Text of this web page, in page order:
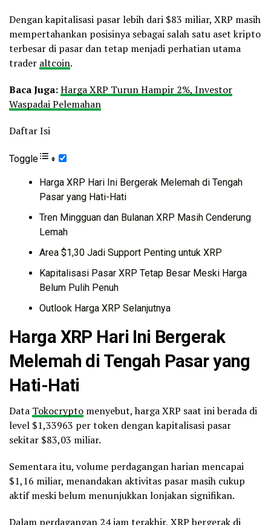
Dengan kapitalisasi pasar lebih dari $83 miliar, XRP masih
mempertahankan posisinya sebagai salah satu aset kripto
terbesar di pasar dan tetap menjadi perhatian utama
trader altcoin.
Baca Juga:Harga XRP Turun Hampir 2%, Investor
Waspadai Pelemahan
Daftar Isi
Toggle
Harga XRP Hari Ini Bergerak Melemah di Tengah
Pasar yang Hati-Hati
Tren Mingguan dan Bulanan XRP Masih Cenderung
Lemah
Area $1,30 Jadi Support Penting untuk XRP
Kapitalisasi Pasar XRP Tetap Besar Meski Harga
Belum Pulih Penuh
Outlook Harga XRP Selanjutnya
Harga XRP Hari Ini Bergerak
Melemah di Tengah Pasar yang
Hati-Hati
Data Tokocrypto menyebut, harga XRP saat ini berada di
level $1,33963 per token dengan kapitalisasi pasar
sekitar $83,03 miliar.
Sementara itu, volume perdagangan harian mencapai
$1,16 miliar, menandakan aktivitas pasar masih cukup
aktif meski belum menunjukkan lonjakan signifikan.
Dalam perdagangan 24 jam terakhir, XRP bergerak di